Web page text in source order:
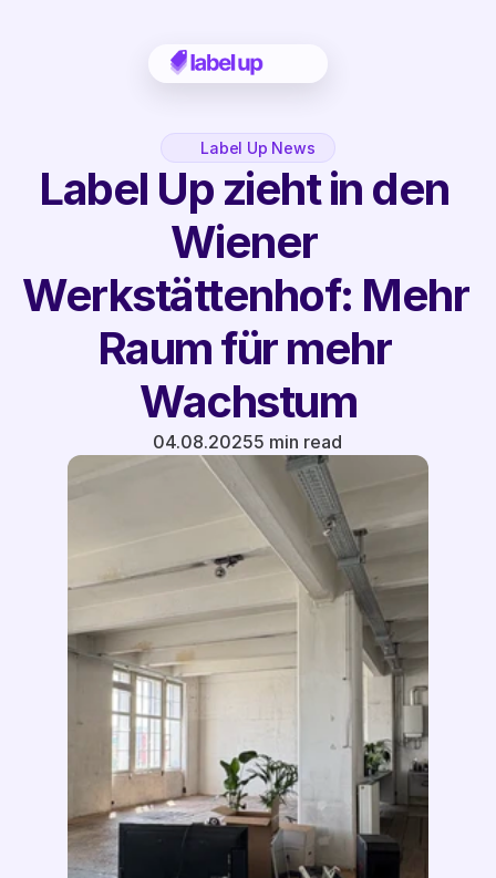
Label Up News
Label Up zieht in den
Wiener
Werkstättenhof: Mehr
Raum für mehr
Wachstum
04.08.20255 min read